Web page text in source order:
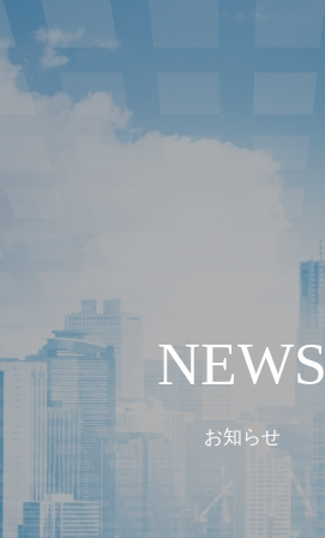
NEWS
お知らせ